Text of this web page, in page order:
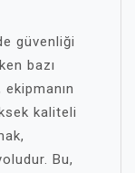
güvenliği
bazı
kaliteli
Bu,